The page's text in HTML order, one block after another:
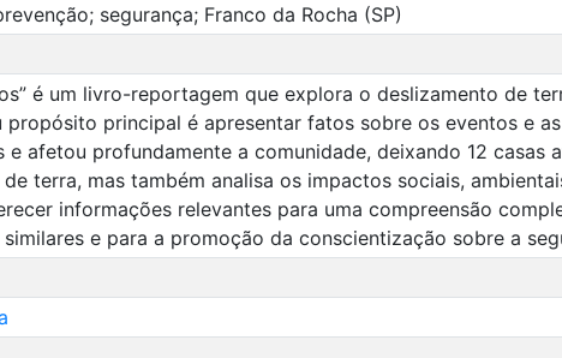
segurança; Franco da Rocha (SP)
é um livro-reportagem que explora o deslizamento de
propósito principal é apresentar fatos sobre os eventos e
afetou profundamente a comunidade, deixando 12 casas
terra, mas também analisa os impactos sociais,
informações relevantes para uma compreensão
e para a promoção da conscientização sobre a